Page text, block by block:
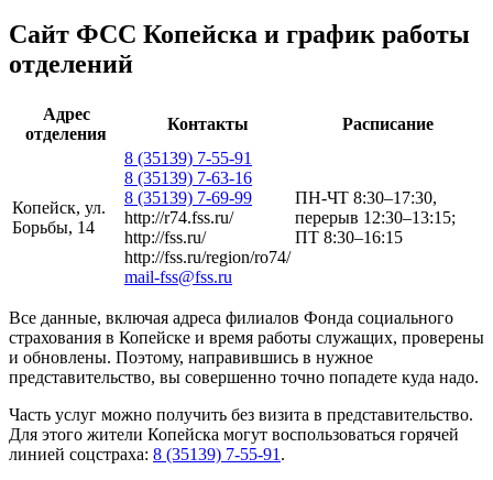
Сайт ФСС Копейска и график работы
отделений
Адрес
отделения
Контакты Расписание
Копейск, ул.
Борьбы, 14
8 (35139) 7-55-91
8 (35139) 7-63-16
8 (35139) 7-69-99
http://r74.fss.ru/
http://fss.ru/
http://fss.ru/region/ro74/
mail-fss@fss.ru
ПН-ЧТ 8:30–17:30,
перерыв 12:30–13:15;
ПТ 8:30–16:15
Все данные, включая адреса филиалов Фонда социального
страхования в Копейске и время работы служащих, проверены
и обновлены. Поэтому, направившись в нужное
представительство, вы совершенно точно попадете куда надо.
Часть услуг можно получить без визита в представительство.
Для этого жители Копейска могут воспользоваться горячей
линией соцстраха: 8 (35139) 7-55-91 .